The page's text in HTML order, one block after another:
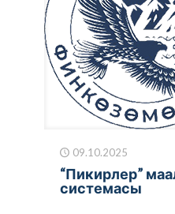
09.10.2025
“Пикирлер”
системасы